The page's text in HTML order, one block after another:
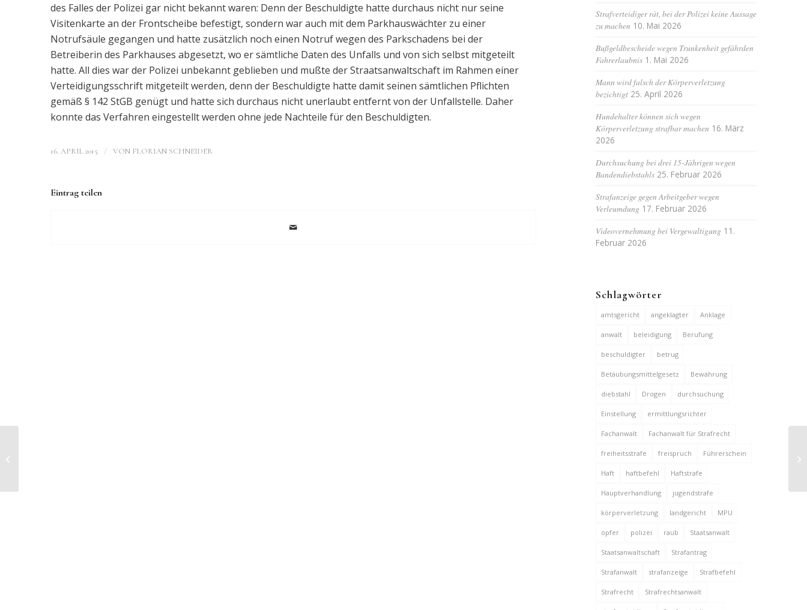
des Falles der Polizei gar nicht bekannt waren: Denn der Beschuldigte hatte durchaus nicht nur seine
Visitenkarte an der Frontscheibe befestigt, sondern war auch mit dem Parkhauswächter zu einer
Notrufsäule gegangen und hatte zusätzlich noch einen Notruf wegen des Parkschadens bei der
Betreiberin des Parkhauses abgesetzt, wo er sämtliche Daten des Unfalls und von sich selbst mitgeteilt
hatte. All dies war der Polizei unbekannt geblieben und mußte der Straatsanwaltschaft im Rahmen einer
Verteidigungsschrift mitgeteilt werden, denn der Beschuldigte hatte damit seinen sämtlichen Pflichten
gemäß § 142 StGB genügt und hatte sich durchaus nicht unerlaubt entfernt von der Unfallstelle. Daher
konnte das Verfahren eingestellt werden ohne jede Nachteile für den Beschuldigten.
16. APRIL 2015 / VON FLORIAN SCHNEIDER
Eintrag teilen
Strafverteidiger rät, bei der Polizei keine Aussage
zu machen 10. Mai 2026
Bußgeldbescheide wegen Trunkenheit gefährden
Fahrerlaubnis 1. Mai 2026
Mann wird falsch der Körperverletzung
bezichtigt 25. April 2026
Hundehalter können sich wegen
Körperverletzung strafbar machen 16. März
2026
Durchsuchung bei drei 15-Jährigen wegen
Bandendiebstahls 25. Februar 2026
Strafanzeige gegen Arbeitgeber wegen
Verleumdung 17. Februar 2026
Videovernehmung bei Vergewaltigung 11.
Februar 2026
Schlagwörter
amtsgericht angeklagter Anklage
anwalt beleidigung Berufung
beschuldigter betrug
Betäubungsmittelgesetz Bewährung
diebstahl Drogen durchsuchung
Einstellung ermittlungsrichter
Fachanwalt Fachanwalt für Strafrecht
freiheitsstrafe freispruch Führerschein
Haft haftbefehl Haftstrafe
Hauptverhandlung jugendstrafe
körperverletzung landgericht MPU
opfer polizei raub Staatsanwalt
Staatsanwaltschaft Strafantrag
Strafanwalt strafanzeige Strafbefehl
Strafrecht Strafrechtsanwalt